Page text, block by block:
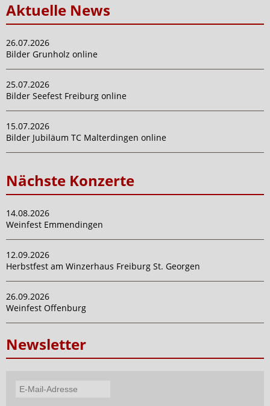
Aktuelle News
26.07.2026
Bilder Grunholz online
25.07.2026
Bilder Seefest Freiburg online
15.07.2026
Bilder Jubiläum TC Malterdingen online
Nächste Konzerte
14.08.2026
Weinfest Emmendingen
12.09.2026
Herbstfest am Winzerhaus Freiburg St. Georgen
26.09.2026
Weinfest Offenburg
Newsletter